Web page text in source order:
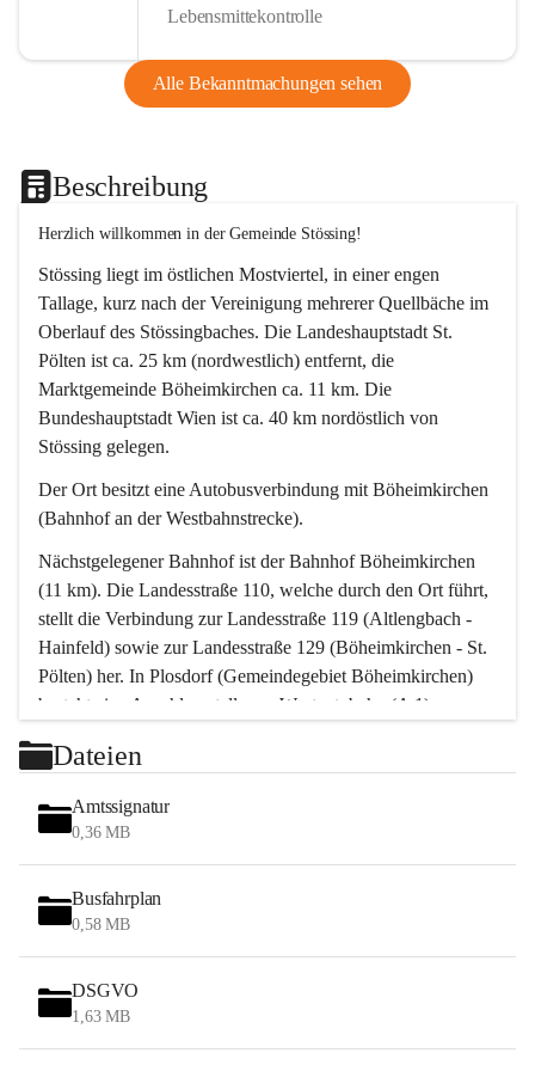
Lebensmittekontrolle
Alle Bekanntmachungen sehen
Beschreibung
Herzlich willkommen in der Gemeinde Stössing!
Stössing liegt im östlichen Mostviertel, in einer engen
Tallage, kurz nach der Vereinigung mehrerer Quellbäche im
Oberlauf des Stössingbaches. Die Landeshauptstadt St.
Pölten ist ca. 25 km (nordwestlich) entfernt, die
Marktgemeinde Böheimkirchen ca. 11 km. Die
Bundeshauptstadt Wien ist ca. 40 km nordöstlich von
Stössing gelegen.
Der Ort besitzt eine Autobusverbindung mit Böheimkirchen
(Bahnhof an der Westbahnstrecke).
Nächstgelegener Bahnhof ist der Bahnhof Böheimkirchen
(11 km). Die Landesstraße 110, welche durch den Ort führt,
stellt die Verbindung zur Landesstraße 119 (Altlengbach -
Hainfeld) sowie zur Landesstraße 129 (Böheimkirchen - St.
Pölten) her. In Plosdorf (Gemeindegebiet Böheimkirchen)
besteht eine Anschlussstelle zur Westautobahn (A 1).
Wien erreicht man in ca. 45 Minuten.
Stössing zählt noch zum Naherholungsraum Wien sowie
zum Naherholungsraum St. Pölten. Viele Bauernhöfe hatten
„ihre Wiener“. Seit 1960 bauten viele Wiener
Wochenendhäuser im Gemeindegebiet. Wegen des
waldreichen Jagdgebietes haben viele Jagdpächter ihre
Das Wandern ist aus touristischer Sicht die bedeutendste
Tätigkeit. Das hügelige Gebiet mit Wanderwegen durch
Wiesen, Wälder und Obstkulturen lädt dazu ein. Gefördert
Dateien
Amtssignatur
0,36 MB
Busfahrplan
0,58 MB
DSGVO
1,63 MB